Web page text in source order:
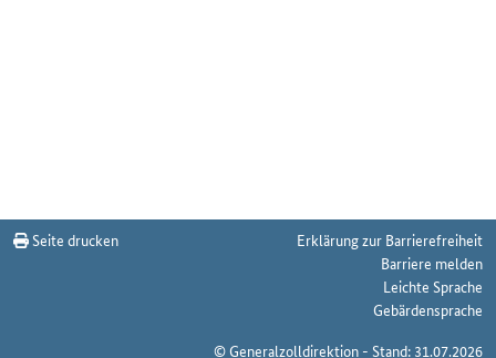
Seite drucken
Erklärung zur Barrierefreiheit
Barriere melden
Leichte Sprache
Gebärdensprache
© Generalzolldirektion - Stand: 31.07.2026